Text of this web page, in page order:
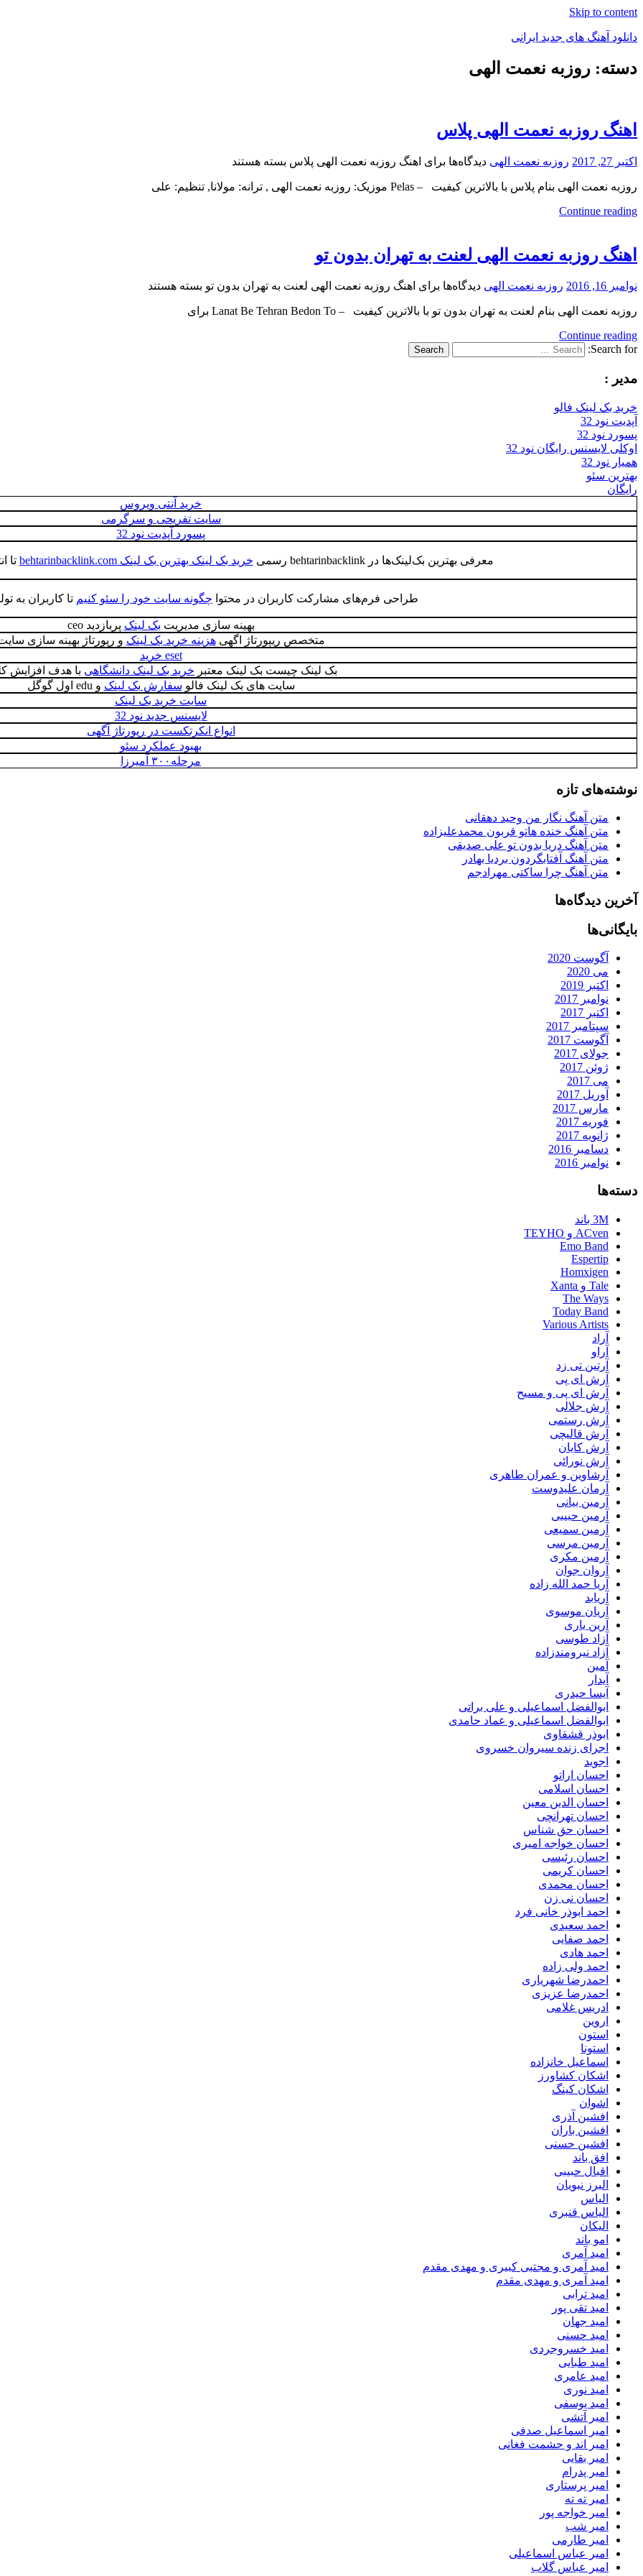
Skip to content
دانلود آهنگ های جدید ایرانی
دانلود
دسته: روزبه نعمت الهی
اهنگ روزبه نعمت الهی پلاس
اکتبر 27, 2017 روزبه نعمت الهی دیدگاه‌ها برای اهنگ روزبه نعمت الهی پلاس بسته هستند
روزبه نعمت الهی بنام پلاس با بالاترین کیفیت – Pelas موزیک: روزبه نعمت الهی , ترانه: مولانا, تنظیم: علی
Continue reading
اهنگ روزبه نعمت الهی لعنت به تهران بدون تو
نوامبر 16, 2016 روزبه نعمت الهی دیدگاه‌ها برای اهنگ روزبه نعمت الهی لعنت به تهران بدون تو بسته هستند
روزبه نعمت الهی بنام لعنت به تهران بدون تو با بالاترین کیفیت – Lanat Be Tehran Bedon To برای
Continue reading
Search for:
Search
مدیر :
خرید بک لینک فالو
آپدیت نود 32
پسورد نود 32
اوکلی لایسنس رایگان نود 32
همیار نود 32
بهترین سئو
رایگان
خرید آنتی ویروس
سایت تفریحی و سرگرمی
پسورد آپدیت نود 32
معرفی بهترین بک‌لینک‌ها در behtarinbacklink رسمی خرید بک لینک بهترین بک لینک behtarinbacklink.com تا
طراحی فرم‌های مشارکت کاربران در محتوا چگونه سایت خود را سئو کنیم تا کاربران به
بهینه سازی مدیریت بک لینک پربازدید ceo
متخصص ریپورتاژ اگهیهزینه خرید بک لینک و رپورتاژ بهینه سازی
eset خرید
بک لینک چیست بک لینک معتبر خرید بک لینک دانشگاهی با هدف افزایش
سایت های بک لینک فالو سفارش بک لینک و edu اول گوگل
سایت خرید بک لینک
لایسنس جدید نود 32
انواع انکرتکست در رپورتاژ آگهی
بهبود عملکرد سئو
مرحله۳۰۰ آمیرزا
نوشته‌های تازه
متن آهنگ نگار من وحید دهقانی
متن آهنگ خنده هاتو قربون محمدعلیزاده
متن آهنگ دریا بدون تو علی صدیقی
متن آهنگ آفتابگردون بردیا بهادر
متن آهنگ چرا ساکتی مهرادجم
آخرین دیدگاه‌ها
بایگانی‌ها
آگوست 2020
می 2020
اکتبر 2019
نوامبر 2017
اکتبر 2017
سپتامبر 2017
آگوست 2017
جولای 2017
ژوئن 2017
می 2017
آوریل 2017
مارس 2017
فوریه 2017
ژانویه 2017
دسامبر 2016
نوامبر 2016
دسته‌ها
3M باند
ACven و TEYHO
Emo Band
Espertip
Homxigen
Tale و Xanta
The Ways
Today Band
Various Artists
آراد
آراو
آرتین تی زد
آرش ای پی
آرش ای پی و مسیح
آرش جلالی
آرش رستمی
آرش قالیچی
آرش کایان
آرش نورائی
آرشاوین و عمران طاهری
آرمان علیدوست
آرمین بیانی
آرمین حبیبی
آرمین سمیعی
آرمین مرسی
آرمین مکری
آروان جوان
آریا حمد الله زاده
آریابد
آریان موسوی
آرین یاری
آزاد طوسی
آزاد نیرومندزاده
آمین
آیدار
آیسا حیدری
ابوالفضل اسماعیلی و علی براتی
ابوالفضل اسماعیلی و عماد حامدی
ابوذر قشقاوی
اجرای زنده سیروان خسروی
اجوید
احسان اراتو
احسان اسلامی
احسان الدین معین
احسان تهرانچی
احسان حق شناس
احسان خواجه امیری
احسان رئیسی
احسان کریمی
احسان محمدی
احسان نی زن
احمد ابوذر خانی فرد
احمد سعیدی
احمد صفایی
احمد هادی
احمد ولی زاده
احمدرضا شهریاری
احمدرضا عزیزی
ادریس غلامی
اروین
استون
استونا
اسماعیل خانزاده
اشکان کشاورز
اشکان کینگ
اشوان
افشین آذری
افشین باران
افشین حسنی
افق باند
اقبال حبیبی
البرز نبویان
الیاس
الیاس قنبرى
الیکان
امو باند
امید آمری
امید آمری و مجتبی کبیری و مهدى مقدم
امید آمری و مهدی مقدم
امید ترابی
امید تقی پور
امید جهان
امید حسنی
امید خسروجردی
امید طبایی
امید عامری
امید نوری
امید یوسفی
امیر آتشی
امیر اسماعیل صدفی
امیر اند و حشمت فغانی
امیر بقایی
امیر پدرام
امیر پرستاری
امیر ته ته
امیر خواجه پور
امیر شب
امیر طارمی
امیر عباس اسماعیلی
امیر عباس گلاب